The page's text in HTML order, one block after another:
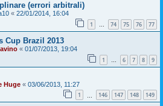
(errori arbitrali)
« 22/01/2014, 16:04
1 … 74 75 76 77
Cup Brazil 2013
« 01/07/2013, 19:04
1 … 6 7 8 9
Huge « 03/06/2013, 11:27
1 146 147 148 149